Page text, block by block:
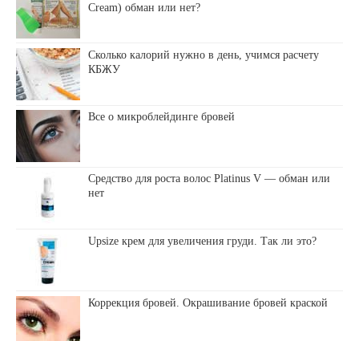
Cream) обман или нет?
Сколько калорий нужно в день, учимся расчету
КБЖУ
Все о микроблейдинге бровей
Средство для роста волос Platinus V — обман или
нет
Upsize крем для увеличения груди. Так ли это?
Коррекция бровей. Окрашивание бровей краской